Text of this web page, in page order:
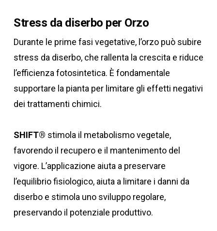
Stress da diserbo per Orzo
Durante le prime fasi vegetative, l’orzo può subire
stress da diserbo, che rallenta la crescita e riduce
l’efficienza fotosintetica. È fondamentale
supportare la pianta per limitare gli effetti negativi
dei trattamenti chimici.
SHIFT® stimola il metabolismo vegetale,
favorendo il recupero e il mantenimento del
vigore. L’applicazione aiuta a preservare
l’equilibrio fisiologico, aiuta a limitare i danni da
diserbo e stimola uno sviluppo regolare,
preservando il potenziale produttivo.